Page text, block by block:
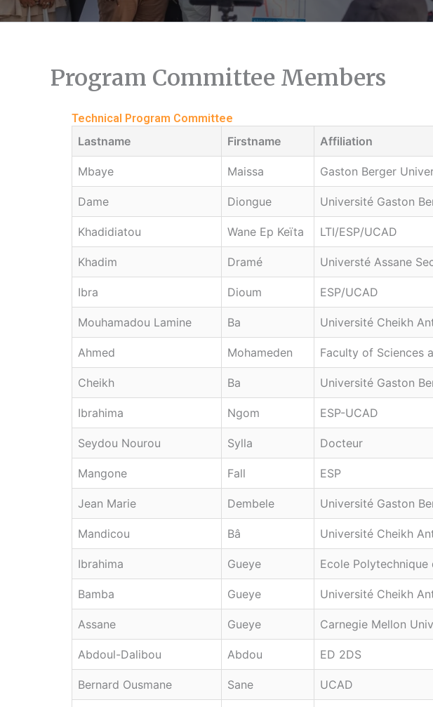
Program Committee Members
Technical Program Committee
Lastname Firstname Affiliation
Mbaye Maissa Gaston Berger
Dame Diongue Université Gaston
Khadidiatou Wane Ep Keïta LTI/ESP/UCAD
Khadim Dramé Universté Assane
Ibra Dioum ESP/UCAD
Mouhamadou Lamine Ba Université Cheikh
Ahmed Mohameden Faculty of Sciences
Cheikh Ba Université Gaston
Ibrahima Ngom ESP-UCAD
Seydou Nourou Sylla Docteur
Mangone Fall ESP
Jean Marie Dembele Université Gaston
Mandicou Bâ Université Cheikh
Ibrahima Gueye Ecole Polytechnique
Bamba Gueye Université Cheikh
Assane Gueye Carnegie Mellon
Abdoul-Dalibou Abdou ED 2DS
Bernard Ousmane Sane UCAD